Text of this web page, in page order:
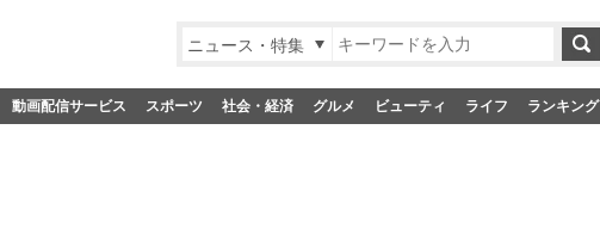
ニュース・特集
動画配信サービス スポーツ 社会・経済 グルメ ビューティ ライフ ランキング